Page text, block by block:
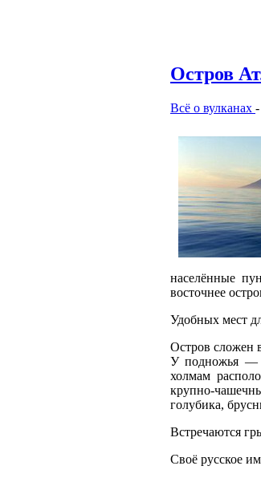
Остров
Всё о вулканах -
населённые
восточнее
Удобных мест
Остров сложен
У подножья —
холмам
крупно-
голубика,
Встречаются
Своё русское